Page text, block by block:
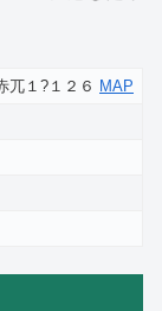
兀１?１２６ MAP